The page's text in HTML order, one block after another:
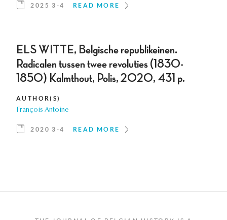
2025 3-4 READ MORE
ELS WITTE, Belgische republikeinen.
Radicalen tussen twee revoluties (1830-
1850) Kalmthout, Polis, 2020, 431 p.
AUTHOR(S)
François Antoine
2020 3-4 READ MORE